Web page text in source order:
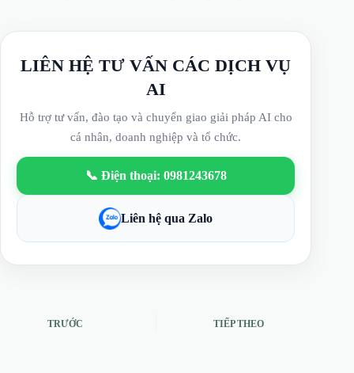
LIÊN HỆ TƯ VẤN CÁC DỊCH VỤ
AI
Hỗ trợ tư vấn, đào tạo và chuyển giao giải pháp AI cho
cá nhân, doanh nghiệp và tổ chức.
📞 Điện thoại: 0981243678
Liên hệ qua Zalo
TRƯỚC TIẾP THEO